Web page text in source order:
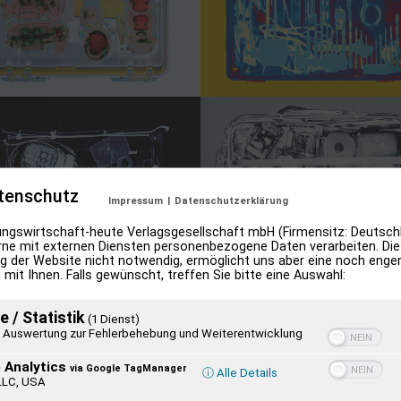
Palma, München, Amsterdam, C-Print, je 60 x 85 cm, 1999.
seine ‚Durchleuchtung‘ und damit auch ein mehr
seiner Freiheit. Wir bewegen uns in einem sehr
Grenzen gesetzt […] Wo wird Kontrolle selbst zum
Impressum | Datenschutzerklärung
heute Verlagsgesellschaft mbH (Firmensitz:
mit externen Diensten personenbezogene Daten verarbeiten.
der Website nicht notwendig, ermöglicht uns aber eine noch
Ihnen. Falls gewünscht, treffen Sie bitte eine Auswahl:
/ Statistik (1 Dienst)
Auswertung zur Fehlerbehebung und Weiterentwicklung
Analytics via Google TagManager
USA
ⓘ Alle Details